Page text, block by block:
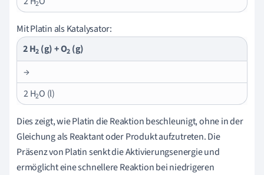
2
Mit Platin als Katalysator:
2 H2 (g) + O2 (g)
→
2 H2O (l)
Dies zeigt, wie Platin die Reaktion beschleunigt, ohne in der
Gleichung als Reaktant oder Produkt aufzutreten. Die
Präsenz von Platin senkt die Aktivierungsenergie und
ermöglicht eine schnellere Reaktion bei niedrigeren